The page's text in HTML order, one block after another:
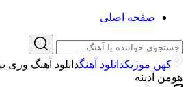
صفحه اصلی
کهن موزیکدانلود آهنگدانلود آهنگ وری
هومن آدینه